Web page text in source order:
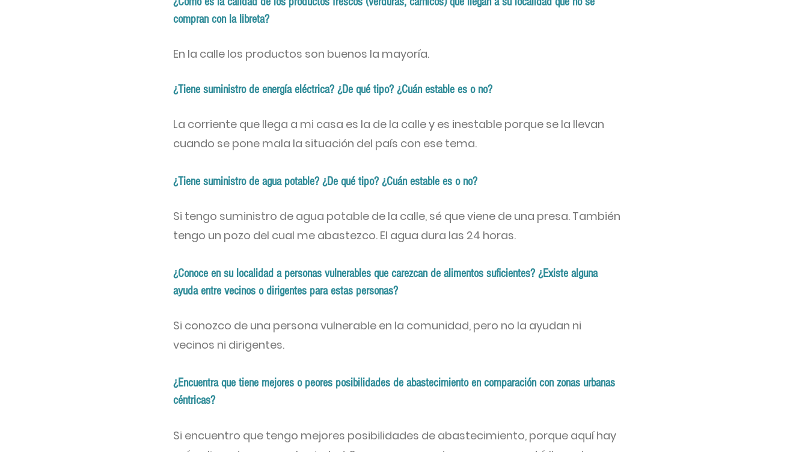
compran con la libreta?
En la calle los productos son buenos la mayoría.
¿Tiene suministro de energía eléctrica? ¿De qué tipo? ¿Cuán estable es o no?
La corriente que llega a mi casa es la de la calle y es inestable porque se la llevan
cuando se pone mala la situación del país con ese tema.
¿Tiene suministro de agua potable? ¿De qué tipo? ¿Cuán estable es o no?
Si tengo suministro de agua potable de la calle, sé que viene de una presa. También
tengo un pozo del cual me abastezco. El agua dura las 24 horas.
¿Conoce en su localidad a personas vulnerables que carezcan de alimentos suficientes? ¿Existe alguna
ayuda entre vecinos o dirigentes para estas personas?
Si conozco de una persona vulnerable en la comunidad, pero no la ayudan ni
vecinos ni dirigentes.
¿Encuentra que tiene mejores o peores posibilidades de abastecimiento en comparación con zonas urbanas
céntricas?
Si encuentro que tengo mejores posibilidades de abastecimiento, porque aquí hay